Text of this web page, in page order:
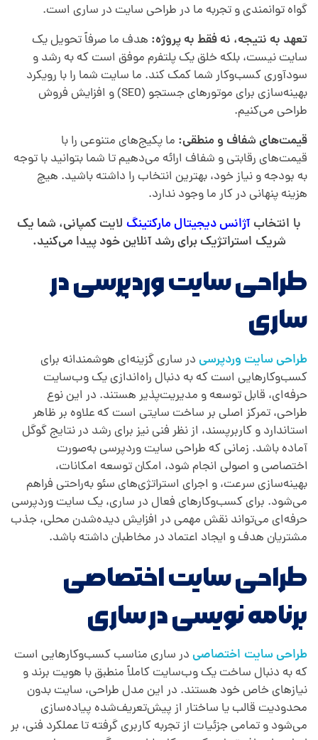
گواه توانمندی و تجربه ما در طراحی سایت در ساری است.
تعهد به نتیجه، نه فقط به پروژه: هدف ما صرفاً تحویل یک
سایت نیست، بلکه خلق یک پلتفرم موفق است که به رشد و
سودآوری کسب‌وکار شما کمک کند. ما سایت شما را با رویکرد
بهینه‌سازی برای موتورهای جستجو (SEO) و افزایش فروش
طراحی می‌کنیم.
قیمت‌های شفاف و منطقی: ما پکیج‌های متنوعی را با
قیمت‌های رقابتی و شفاف ارائه می‌دهیم تا شما بتوانید با توجه
به بودجه و نیاز خود، بهترین انتخاب را داشته باشید. هیچ
هزینه پنهانی در کار ما وجود ندارد.
با انتخابآژانس دیجیتال مارکتینگ لایت کمپانی، شما یک
شریک استراتژیک برای رشد آنلاین خود پیدا می‌کنید.
طراحی سایت وردپرسی در
ساری
طراحی سایت وردپرسیدر ساری گزینه‌ای هوشمندانه برای
کسب‌وکارهایی است که به دنبال راه‌اندازی یک وب‌سایت
حرفه‌ای، قابل توسعه و مدیریت‌پذیر هستند. در این نوع
طراحی، تمرکز اصلی بر ساخت سایتی است که علاوه بر ظاهر
استاندارد و کاربرپسند، از نظر فنی نیز برای رشد در نتایج گوگل
آماده باشد. زمانی که طراحی سایت وردپرسی به‌صورت
اختصاصی و اصولی انجام شود، امکان توسعه امکانات،
بهینه‌سازی سرعت، و اجرای استراتژی‌های سئو به‌راحتی فراهم
می‌شود. برای کسب‌وکارهای فعال در ساری، یک سایت وردپرسی
حرفه‌ای می‌تواند نقش مهمی در افزایش دیده‌شدن محلی، جذب
مشتریان هدف و ایجاد اعتماد در مخاطبان داشته باشد.
طراحی سایت اختصاصی
برنامه نویسی در ساری
طراحی سایت اختصاصیدر ساری مناسب کسب‌وکارهایی است
که به دنبال ساخت یک وب‌سایت کاملاً منطبق با هویت برند و
نیازهای خاص خود هستند. در این مدل طراحی، سایت بدون
محدودیت قالب یا ساختار از پیش‌تعریف‌شده پیاده‌سازی
می‌شود و تمامی جزئیات از تجربه کاربری گرفته تا عملکرد فنی، بر